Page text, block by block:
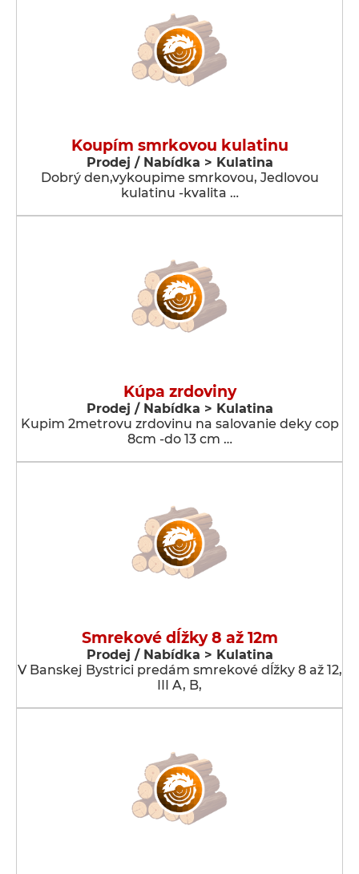
Koupím smrkovou kulatinu
Prodej / Nabídka > Kulatina
Dobrý den,vykoupime smrkovou, Jedlovou
kulatinu -kvalita …
Kúpa zrdoviny
Prodej / Nabídka > Kulatina
Kupim 2metrovu zrdovinu na salovanie deky cop
8cm -do 13 cm …
Smrekové dĺžky 8 až 12m
Prodej / Nabídka > Kulatina
V Banskej Bystrici predám smrekové dĺžky 8 až 12,
III A, B,